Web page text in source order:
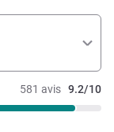
581 avis 9.2/10